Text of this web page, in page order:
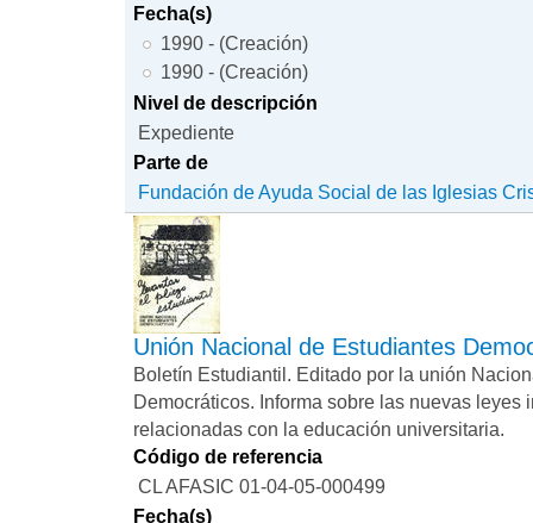
Fecha(s)
1990 - (Creación)
1990 - (Creación)
Nivel de descripción
Expediente
Parte de
Fundación de Ayuda Social de las Iglesias
Unión Nacional de Estudiantes
Boletín Estudiantil. Editado por la unión
Democráticos. Informa sobre las nuevas leyes
relacionadas con la educación universitaria.
Código de referencia
CL AFASIC 01-04-05-000499
Fecha(s)